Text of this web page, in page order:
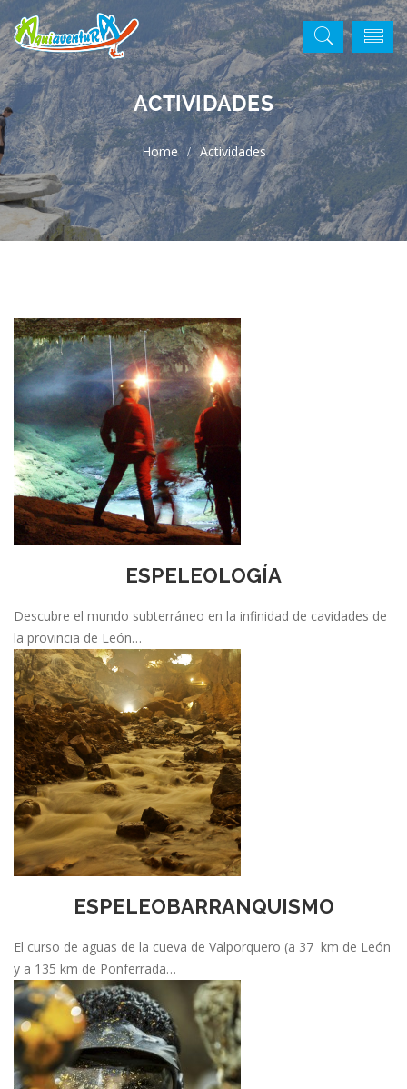
ACTIVIDADES
Actividades
ESPELEOLOGÍA
Descubre el mundo subterráneo en la infinidad de cavidades de
la provincia de León…
ESPELEOBARRANQUISMO
El curso de aguas de la cueva de Valporquero (a 37 km de León
y a 135 km de Ponferrada…